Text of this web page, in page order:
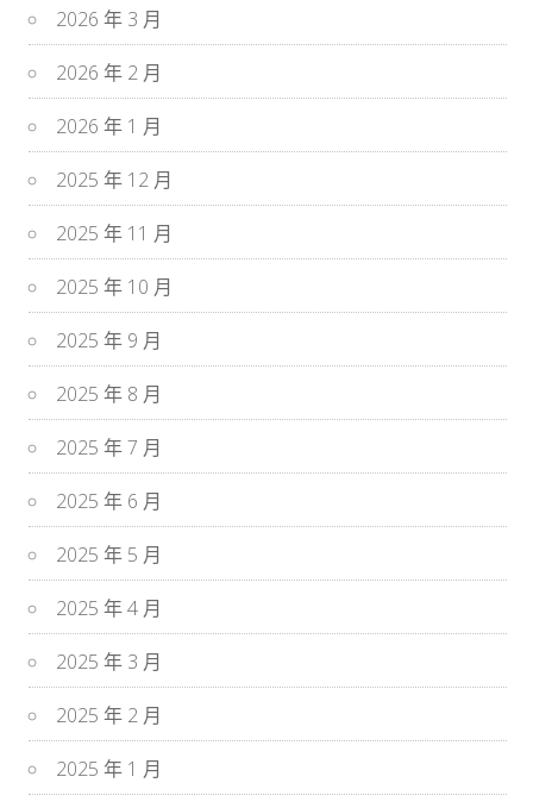
2026 年 3 月
2026 年 2 月
2026 年 1 月
2025 年 12 月
2025 年 11 月
2025 年 10 月
2025 年 9 月
2025 年 8 月
2025 年 7 月
2025 年 6 月
2025 年 5 月
2025 年 4 月
2025 年 3 月
2025 年 2 月
2025 年 1 月